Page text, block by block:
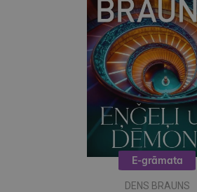
E-grāmata
DENS BRAUNS